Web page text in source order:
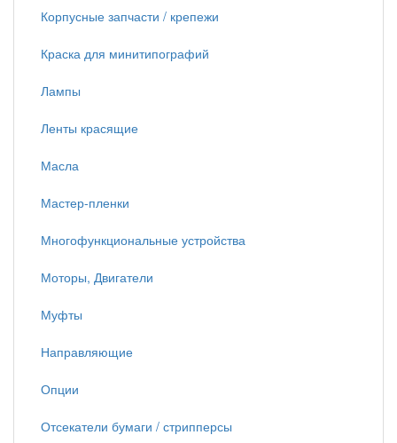
Корпусные запчасти / крепежи
Краска для минитипографий
Лампы
Ленты красящие
Масла
Мастер-пленки
Многофункциональные устройства
Моторы, Двигатели
Муфты
Направляющие
Опции
Отсекатели бумаги / стрипперсы